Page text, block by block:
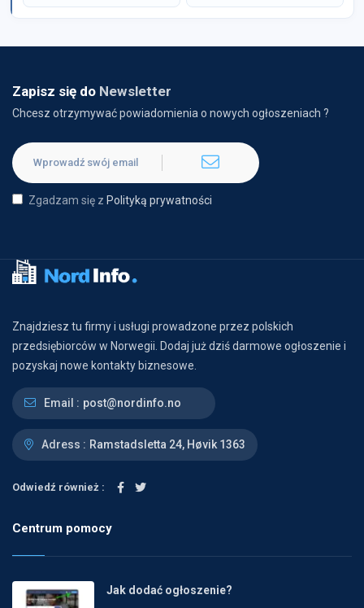
Zapisz się do Newsletter
Chcesz otrzymywać powiadomienia o nowych ogłoszeniach ?
Zgadzam się z Polityką prywatności
Znajdziesz tu firmy i usługi prowadzone przez polskich
przedsiębiorców w Norwegii. Dodaj już dziś darmowe ogłoszenie i
pozyskaj nowe kontakty biznesowe.
Email : post@nordinfo.no
Adress : Ramstadsletta 24, Høvik 1363
Odwiedź również :
Centrum pomocy
Jak dodać ogłoszenie?